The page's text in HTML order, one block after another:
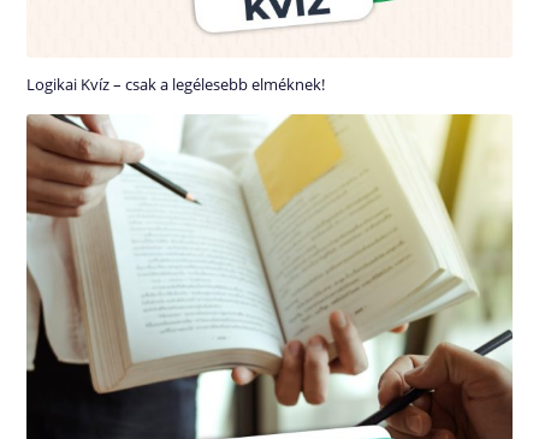
Logikai Kvíz – csak a legélesebb elméknek!